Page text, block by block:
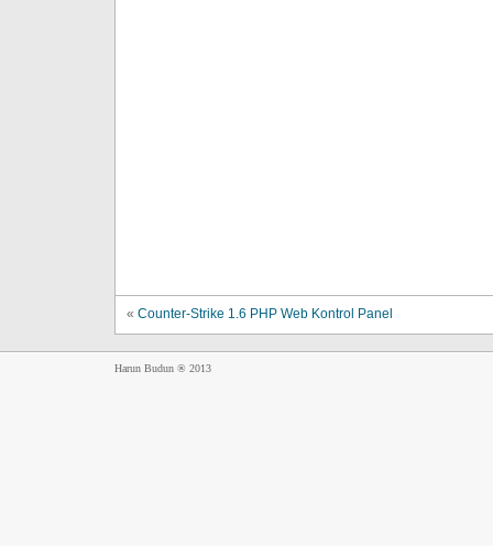
« Counter-Strike 1.6 PHP Web Kontrol Panel
Harun Budun ® 2013